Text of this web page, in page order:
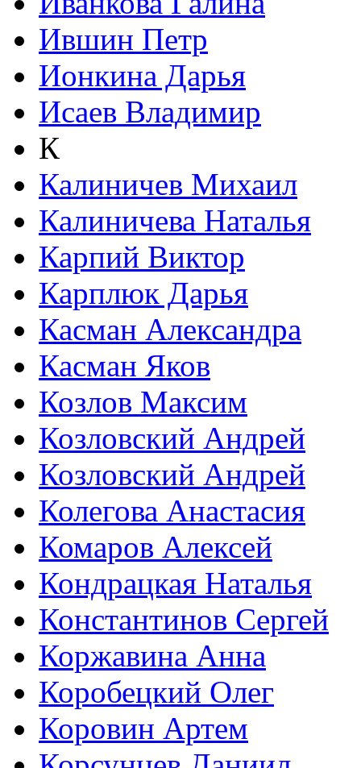
Ившин Петр
Ионкина Дарья
Исаев Владимир
К
Калиничев Михаил
Калиничева Наталья
Карпий Виктор
Карплюк Дарья
Касман Александра
Касман Яков
Козлов Максим
Козловский Андрей
Козловский Андрей
Колегова Анастасия
Комаров Алексей
Кондрацкая Наталья
Константинов Сергей
Коржавина Анна
Коробецкий Олег
Коровин Артем